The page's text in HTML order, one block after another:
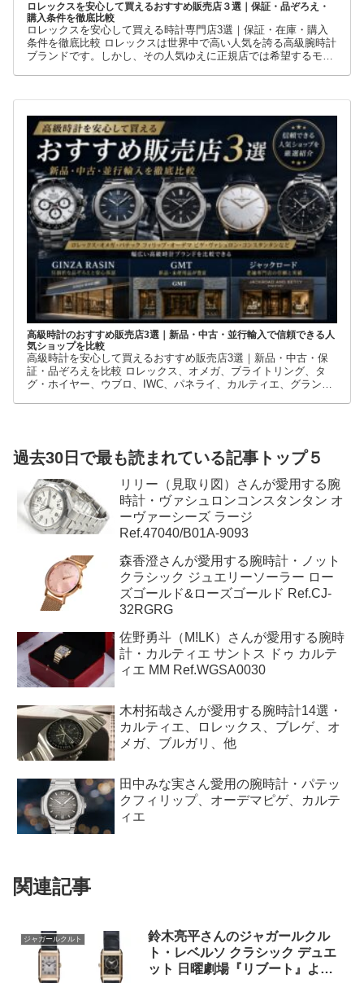
ロレックスを安心して買えるおすすめ販売店３選｜保証・品ぞろえ・
購入条件を徹底比較
ロレックスを安心して買える時計専門店3選｜保証・在庫・購入
条件を徹底比較 ロレックスは世界中で高い人気を誇る高級腕時計
ブランドです。しかし、その人気ゆえに正規店では希望するモデ
高級時計のおすすめ販売店3選｜新品・中古・並行輸入で信頼できる人
気ショップを比較
高級時計を安心して買えるおすすめ販売店3選｜新品・中古・保
証・品ぞろえを比較 ロレックス、オメガ、ブライトリング、タ
グ・ホイヤー、ウブロ、IWC、パネライ、カルティエ、グランド
過去30日で最も読まれている記事トップ５
リリー（見取り図）さんが愛用する腕
時計・ヴァシュロンコンスタンタン オ
ーヴァーシーズ ラージ
Ref.47040/B01A-9093
森香澄さんが愛用する腕時計・ノット
クラシック ジュエリーソーラー ロー
ズゴールド&ローズゴールド Ref.CJ-
32RGRG
佐野勇斗（M!LK）さんが愛用する腕時
計・カルティエ サントス ドゥ カルテ
ィエ MM Ref.WGSA0030
木村拓哉さんが愛用する腕時計14選・
カルティエ、ロレックス、ブレゲ、オ
メガ、ブルガリ、他
田中みな実さん愛用の腕時計・パテッ
クフィリップ、オーデマピゲ、カルテ
ィエ
関連記事
ジャガールクルト
鈴木亮平さんのジャガールクル
ト・レベルソ クラシック デュエ
ット 日曜劇場『リブート』より